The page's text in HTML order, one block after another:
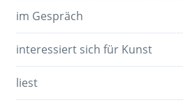
im Gespräch
interessiert sich für Kunst
liest